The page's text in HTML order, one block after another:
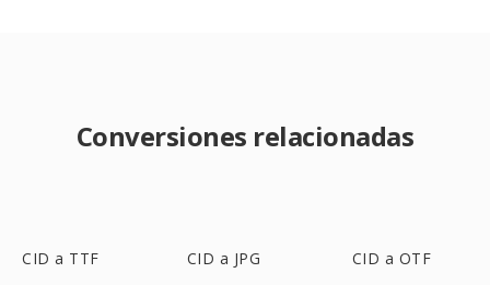
Conversiones relacionadas
CID a TTF CID a JPG CID a OTF